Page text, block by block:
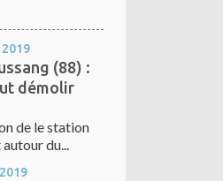
(88) :
démolir
de le station
du...